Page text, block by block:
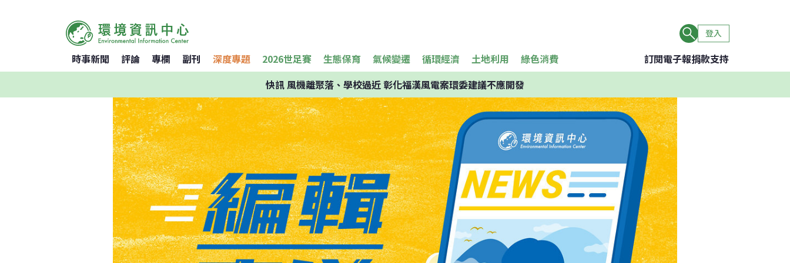
登入
時事新聞 評論 專欄 副刊 深度專題 2026世足賽 生態保育 氣候變遷 循環經濟 土地利用 綠色消費 訂閱電子報捐款支持
快訊風機離聚落、學校過近 彰化福漢風電案環委建議不應開發